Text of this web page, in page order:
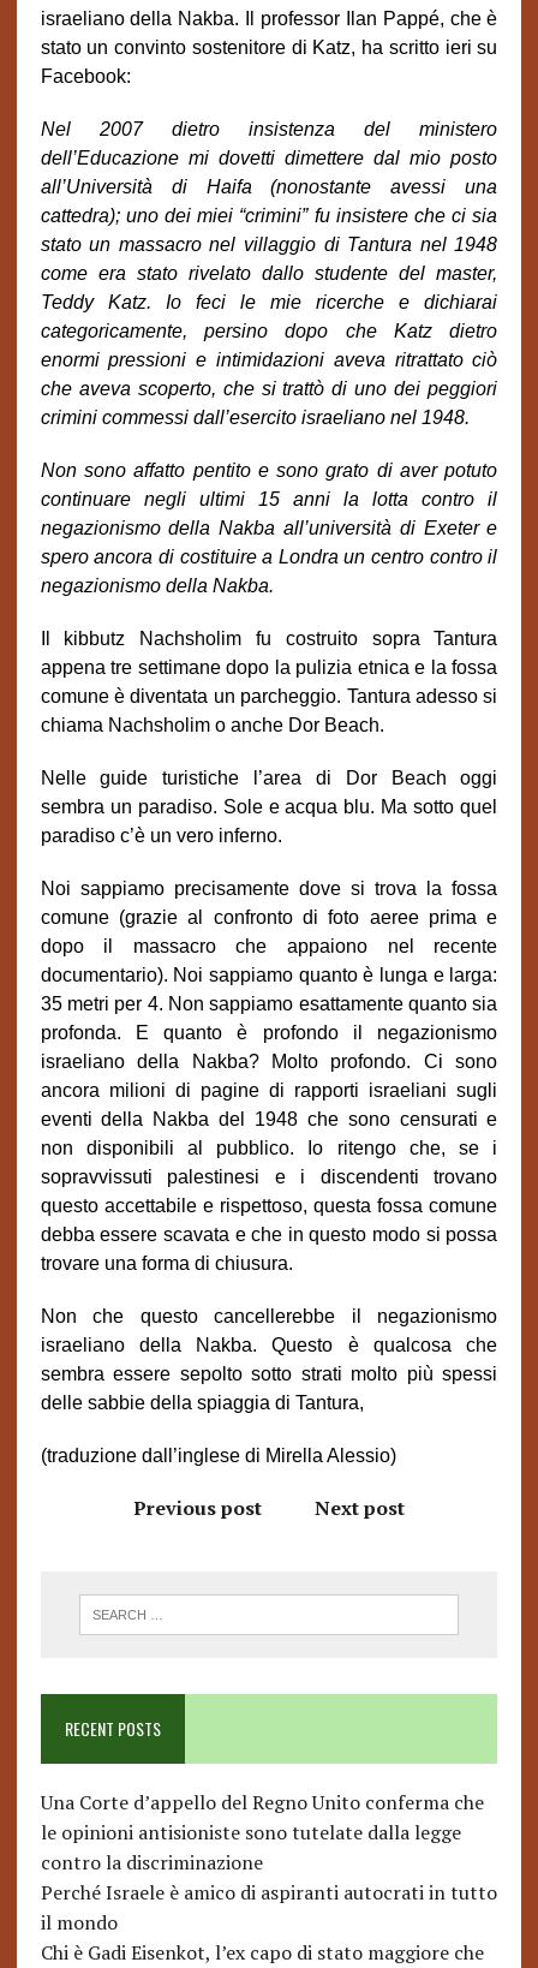
israeliano della Nakba. Il professor Ilan Pappé, che è
stato un convinto sostenitore di Katz, ha scritto ieri su
Facebook:
Nel 2007 dietro insistenza del ministero
dell’Educazione mi dovetti dimettere dal mio posto
all’Università di Haifa (nonostante avessi una
cattedra); uno dei miei “crimini” fu insistere che ci sia
stato un massacro nel villaggio di Tantura nel 1948
come era stato rivelato dallo studente del master,
Teddy Katz. Io feci le mie ricerche e dichiarai
categoricamente, persino dopo che Katz dietro
enormi pressioni e intimidazioni aveva ritrattato ciò
che aveva scoperto, che si trattò di uno dei peggiori
crimini commessi dall’esercito israeliano nel 1948.
Non sono affatto pentito e sono grato di aver potuto
continuare negli ultimi 15 anni la lotta contro il
negazionismo della Nakba all’università di Exeter e
spero ancora di costituire a Londra un centro contro il
negazionismo della Nakba.
Il kibbutz Nachsholim fu costruito sopra Tantura
appena tre settimane dopo la pulizia etnica e la fossa
comune è diventata un parcheggio. Tantura adesso si
chiama Nachsholim o anche Dor Beach.
Nelle guide turistiche l’area di Dor Beach oggi
sembra un paradiso. Sole e acqua blu. Ma sotto quel
paradiso c’è un vero inferno.
Noi sappiamo precisamente dove si trova la fossa
comune (grazie al confronto di foto aeree prima e
dopo il massacro che appaiono nel recente
documentario). Noi sappiamo quanto è lunga e larga:
35 metri per 4. Non sappiamo esattamente quanto sia
profonda. E quanto è profondo il negazionismo
israeliano della Nakba? Molto profondo. Ci sono
ancora milioni di pagine di rapporti israeliani sugli
eventi della Nakba del 1948 che sono censurati e
non disponibili al pubblico. Io ritengo che, se i
sopravvissuti palestinesi e i discendenti trovano
questo accettabile e rispettoso, questa fossa comune
debba essere scavata e che in questo modo si possa
trovare una forma di chiusura.
Non che questo cancellerebbe il negazionismo
israeliano della Nakba. Questo è qualcosa che
sembra essere sepolto sotto strati molto più spessi
delle sabbie della spiaggia di Tantura,
(traduzione dall’inglese di Mirella Alessio)
Previous post Next post
RECENT POSTS
Una Corte d’appello del Regno Unito conferma che
le opinioni antisioniste sono tutelate dalla legge
contro la discriminazione
Perché Israele è amico di aspiranti autocrati in tutto
il mondo
Chi è Gadi Eisenkot, l’ex capo di stato maggiore che